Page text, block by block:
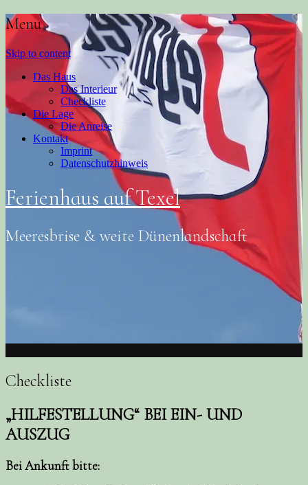
Menu
Skip to content
Das Haus
Das Interieur
Checkliste
Die Lage
Die Anreise
Kontakt
Imprint
Datenschutzhinweis
Ferienhaus auf Texel
Meeresbrise & weite Dünenlandschaft
Checkliste
„HILFESTELLUNG“ BEI EIN- UND
AUSZUG
Bei Ankunft bitte: